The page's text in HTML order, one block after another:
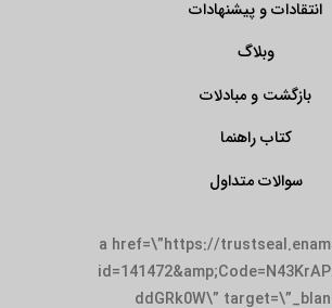
انتقادات و پیشنهادات
وبلاگ
بازگشت و مبادلات
کتاب راهنما
سوالات متداول
<a href=\”https://
ddGRk0W\”